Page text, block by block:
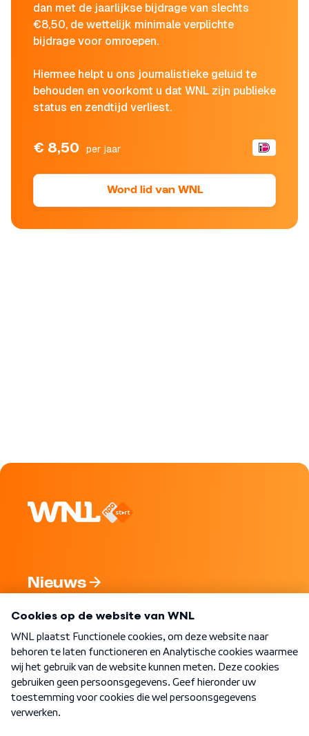
dan met de jaarlijkse bijdrage van slechts
€8,50, de wettelijk minimale verplichte
bijdrage voor omroepen.
Hiermee helpt u ons journalistieke geluid te
behouden en voorkomt u dat WNL zijn publieke
status en zendtijd verliest.
€ 8,50 per jaar
Word lid van WNL
Nieuws
Nieuwsbrief
Word Lid